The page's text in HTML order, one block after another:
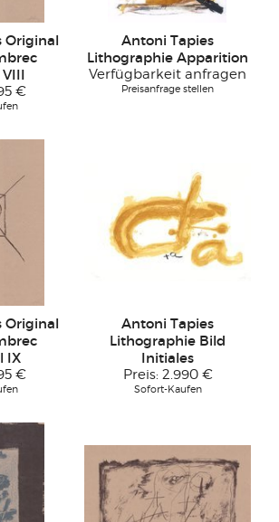
Original
€
Antoni Tapies
Lithographie Apparition
Verfügbarkeit anfragen
Preisanfrage stellen
Original
IX
€
Antoni Tapies
Lithographie Bild
Initiales
Preis: 2.990 €
Sofort-Kaufen